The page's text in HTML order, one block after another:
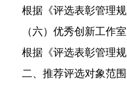
根据《评选表彰管理
（六）优秀创新工作室
根据《评选表彰管理
二、推荐评选对象范围